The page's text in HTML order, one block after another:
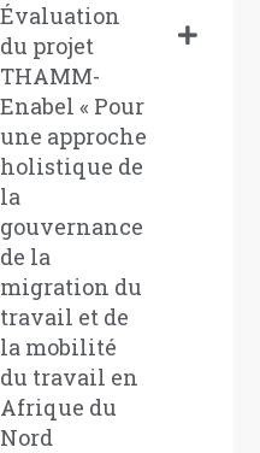
Évaluation
du projet
THAMM-
Enabel « Pour
une approche
holistique de
la
gouvernance
de la
migration du
travail et de
la mobilité
du travail en
Afrique du
Nord